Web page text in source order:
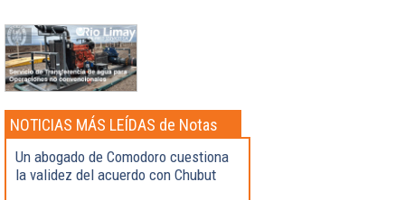
NOTICIAS MÁS LEÍDAS de Notas
Destacadas
Un abogado de Comodoro cuestiona
la validez del acuerdo con Chubut